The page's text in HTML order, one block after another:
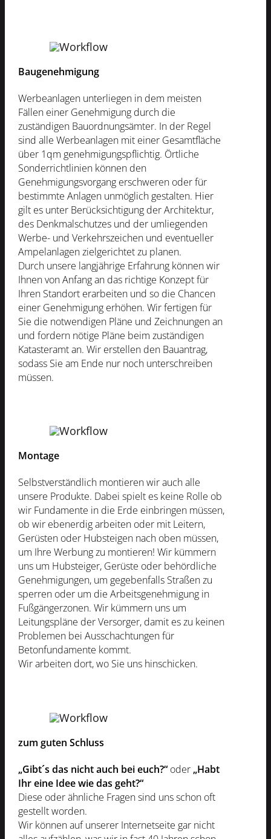
Baugenehmigung
Werbeanlagen unterliegen in dem meisten
Fällen einer Genehmigung durch die
zuständigen Bauordnungsämter. In der Regel
sind alle Werbeanlagen mit einer Gesamtfläche
über 1qm genehmigungspflichtig. Örtliche
Sonderrichtlinien können den
Genehmigungsvorgang erschweren oder für
bestimmte Anlagen unmöglich gestalten. Hier
gilt es unter Berücksichtigung der Architektur,
des Denkmalschutzes und der umliegenden
Werbe- und Verkehrszeichen und eventueller
Ampelanlagen zielgerichtet zu planen.
Durch unsere langjährige Erfahrung können wir
Ihnen von Anfang an das richtige Konzept für
Ihren Standort erarbeiten und so die Chancen
einer Genehmigung erhöhen. Wir fertigen für
Sie die notwendigen Pläne und Zeichnungen an
und fordern nötige Pläne beim zuständigen
Katasteramt an. Wir erstellen den Bauantrag,
sodass Sie am Ende nur noch unterschreiben
müssen.
Montage
Selbstverständlich montieren wir auch alle
unsere Produkte. Dabei spielt es keine Rolle ob
wir Fundamente in die Erde einbringen müssen,
ob wir ebenerdig arbeiten oder mit Leitern,
Gerüsten oder Hubsteigen nach oben müssen,
um Ihre Werbung zu montieren! Wir kümmern
uns um Hubsteiger, Gerüste oder behördliche
Genehmigungen, um gegebenfalls Straßen zu
sperren oder um die Arbeitsgenehmigung in
Fußgängerzonen. Wir kümmern uns um
Leitungspläne der Versorger, damit es zu keinen
Problemen bei Ausschachtungen für
Betonfundamente kommt.
Wir arbeiten dort, wo Sie uns hinschicken.
zum guten Schluss
„Gibt´s das nicht auch bei euch?“oder „Habt
Ihr eine Idee wie das geht?“
Diese oder ähnliche Fragen sind uns schon oft
gestellt worden.
Wir können auf unserer Internetseite gar nicht